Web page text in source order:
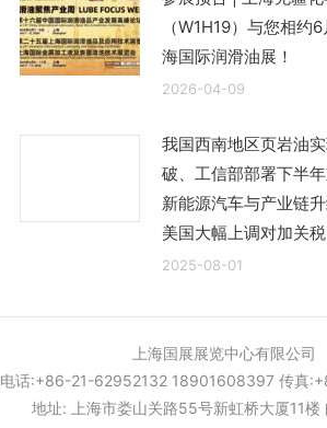
（W1H19）与您相约
海国际润滑油展！
2026-04-09
我国西南地区页岩油
破、工信部部署下半年
新能源汽车与产业链升
美国大幅上调对加关税
2025-08-01
上海国展展览中心有限公司
电话:+86-21-62952132 18901608397 传真
地址: 上海市娄山关路55号新虹桥大厦11